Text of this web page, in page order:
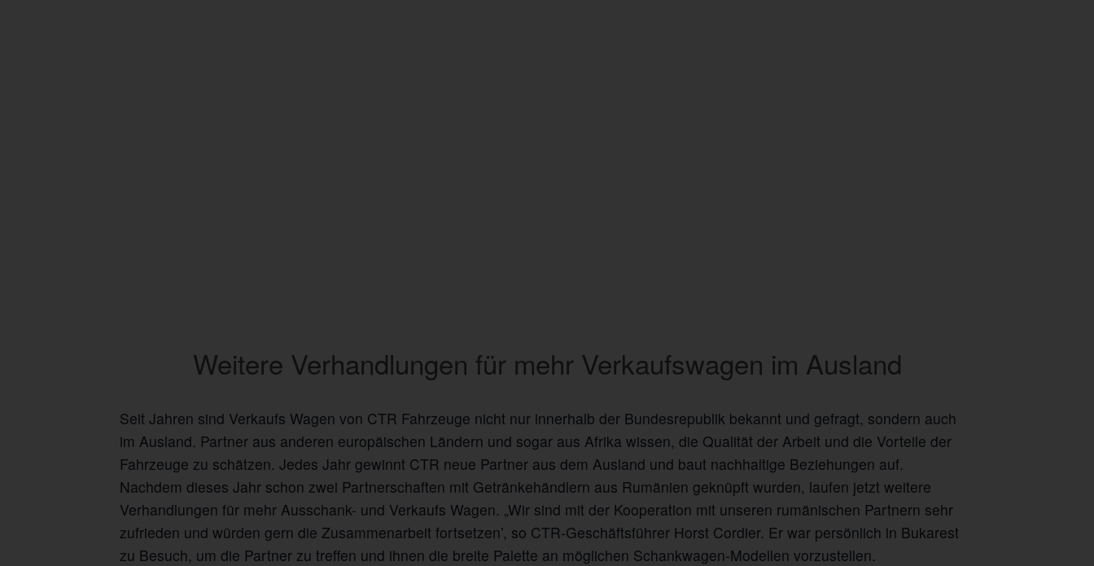
Weitere Verhandlungen für mehr Verkaufswagen im Ausland
Seit Jahren sind Verkaufs Wagen von CTR Fahrzeuge nicht nur innerhalb der Bundesrepublik bekannt und gefragt, sondern auch
im Ausland. Partner aus anderen europäischen Ländern und sogar aus Afrika wissen, die Qualität der Arbeit und die Vorteile der
Fahrzeuge zu schätzen. Jedes Jahr gewinnt CTR neue Partner aus dem Ausland und baut nachhaltige Beziehungen auf.
Nachdem dieses Jahr schon zwei Partnerschaften mit Getränkehändlern aus Rumänien geknüpft wurden, laufen jetzt weitere
Verhandlungen für mehr Ausschank- und Verkaufs Wagen. „Wir sind mit der Kooperation mit unseren rumänischen Partnern sehr
zufrieden und würden gern die Zusammenarbeit fortsetzen’, so CTR-Geschäftsführer Horst Cordier. Er war persönlich in Bukarest
zu Besuch, um die Partner zu treffen und ihnen die breite Palette an möglichen Schankwagen-Modellen vorzustellen.